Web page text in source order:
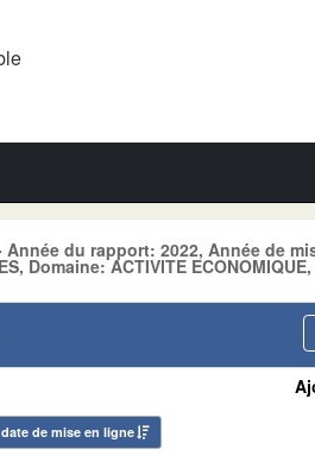
du rapport: 2022, Année de
Domaine: ACTIVITE
date de mise en ligne